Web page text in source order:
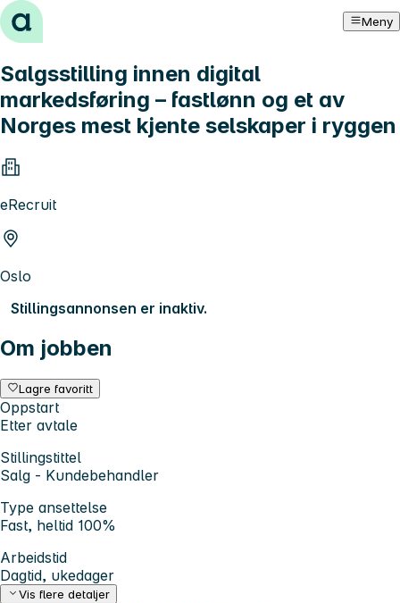
Hopp til innhold Meny
Salgsstilling innen digital
markedsføring – fastlønn og et av
Norges mest kjente selskaper i ryggen
eRecruit
Oslo
Stillingsannonsen er inaktiv.
Om jobben
Lagre favoritt
Oppstart
Etter avtale
Stillingstittel
Salg - Kundebehandler
Type ansettelse
Fast, heltid 100%
Arbeidstid
Dagtid, ukedager
Vis flere detaljer